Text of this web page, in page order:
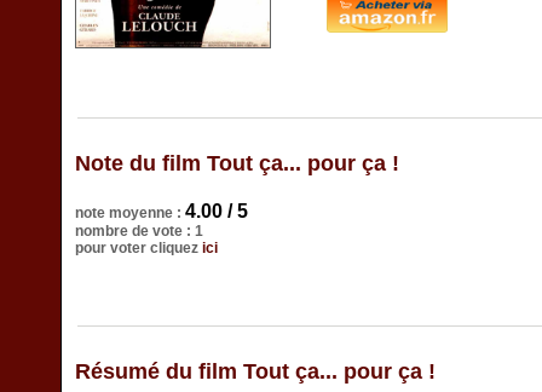
Note du film Tout ça... pour ça !
note moyenne : 4.00 / 5
nombre de vote : 1
pour voter cliquez ici
Résumé du film Tout ça... pour ça !